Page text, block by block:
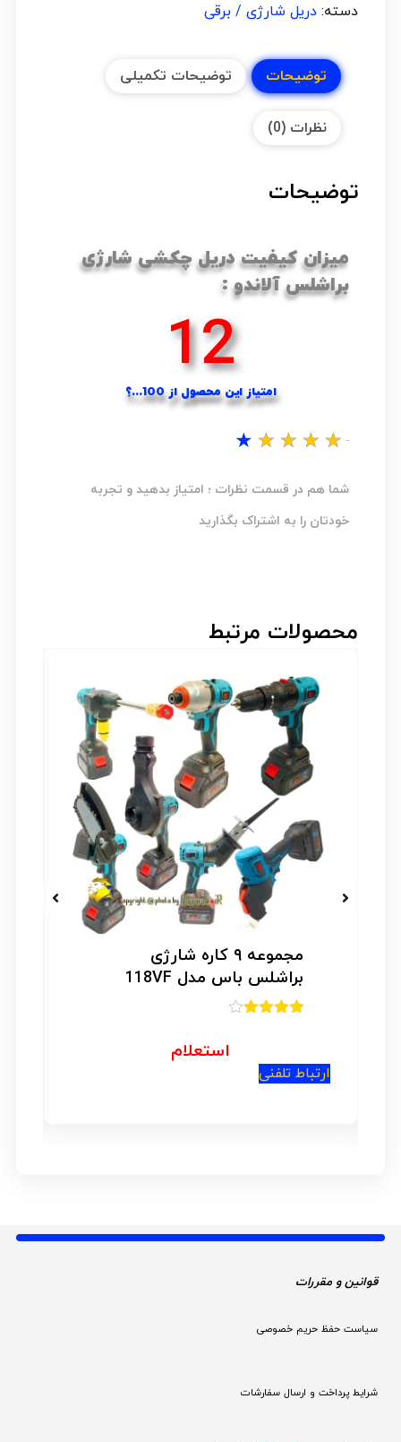
دسته: دریل شارژی / برقی
توضیحات توضیحات تکمیلی
نظرات (0)
توضیحات
میزان کیفیت دریل چکشی شارژی
براشلس آلاندو :
امتیاز این محصول از 100...؟
17
★
★
★
★
★
شما هم در قسمت نظرات ؛ امتیاز بدهید و تجربه
خودتان را به اشتراک بگذارید
محصولات مرتبط
مجموعه ۹ کاره شارژی
براشلس باس مدل 118VF
استعلام
ارتباط تلفنی
قوانین و مقررات
سیاست حفظ حریم خصوصی
شرایط پرداخت و ارسال سفارشات